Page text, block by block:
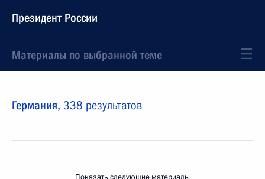
Президент России
Материалы по выбранной теме
Германия, 338 результатов